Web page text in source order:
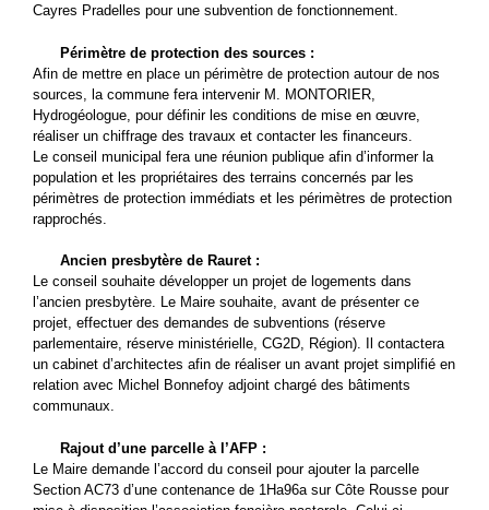
Cayres Pradelles pour une subvention de fonctionnement.
Périmètre de protection des sources :
Afin de mettre en place un périmètre de protection autour de nos
sources, la commune fera intervenir M. MONTORIER,
Hydrogéologue, pour définir les conditions de mise en œuvre,
réaliser un chiffrage des travaux et contacter les financeurs.
Le conseil municipal fera une réunion publique afin d’informer la
population et les propriétaires des terrains concernés par les
périmètres de protection immédiats et les périmètres de protection
rapprochés.
Ancien presbytère de Rauret :
Le conseil souhaite développer un projet de logements dans
l’ancien presbytère. Le Maire souhaite, avant de présenter ce
projet, effectuer des demandes de subventions (réserve
parlementaire, réserve ministérielle, CG2D, Région). Il contactera
un cabinet d’architectes afin de réaliser un avant projet simplifié en
relation avec Michel Bonnefoy adjoint chargé des bâtiments
communaux.
Rajout d’une parcelle à l’AFP :
Le Maire demande l’accord du conseil pour ajouter la parcelle
Section AC73 d’une contenance de 1Ha96a sur Côte Rousse pour